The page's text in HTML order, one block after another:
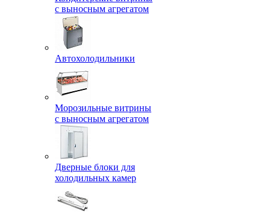
с выносным агрегатом
Автохолодильники
Морозильные витрины
с выносным агрегатом
Дверные блоки для
холодильных камер